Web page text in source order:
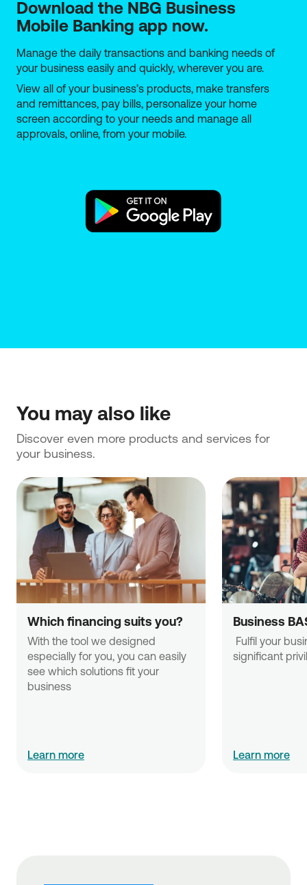
Download the NBG Business
Mobile Banking app now.
Manage the daily transactions and banking needs of
your business easily and quickly, wherever you are.
View all of your business’s products, make transfers
and remittances, pay bills, personalize your home
screen according to your needs and manage all
approvals, online, from your mobile.
You may also like
Discover even more products and services for
your business.
Which financing suits you?
With the tool we designed
especially for you, you can easily
see which solutions fit your
business
Learn more
Business
significant
Learn more